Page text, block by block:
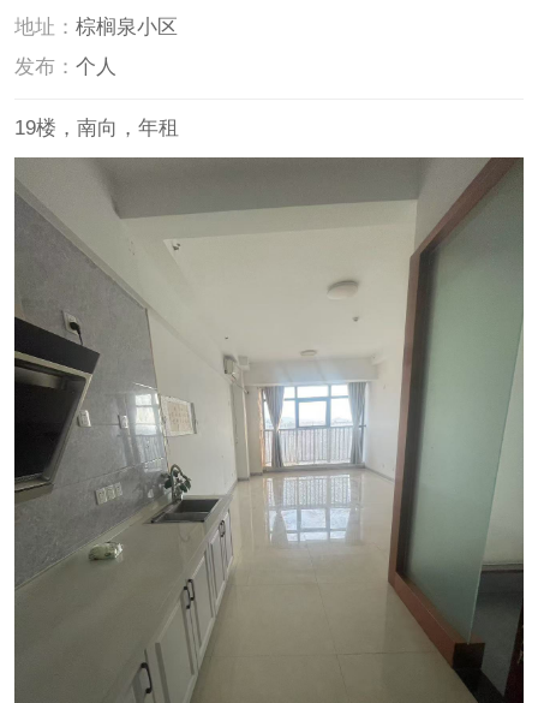
地址：棕榈泉小区
发布：个人
19楼，南向，年租